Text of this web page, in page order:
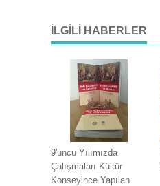
İLGILI HABERLER
9'uncu Yılımızda
Çalışmaları Kültür
Konseyince Yapılan